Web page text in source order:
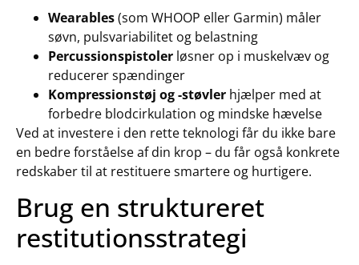
Wearables(som WHOOP eller Garmin) måler
søvn, pulsvariabilitet og belastning
Percussionspistoler løsner op i muskelvæv og
reducerer spændinger
Kompressionstøj og -støvler hjælper med at
forbedre blodcirkulation og mindske hævelse
Ved at investere i den rette teknologi får du ikke bare
en bedre forståelse af din krop – du får også konkrete
redskaber til at restituere smartere og hurtigere.
Brug en struktureret
restitutionsstrategi